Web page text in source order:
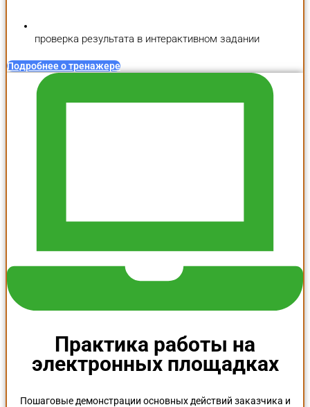
проверка результата в интерактивном задании
Подробнее о тренажере
Практика работы на
электронных площадках
Пошаговые демонстрации основных действий заказчика и